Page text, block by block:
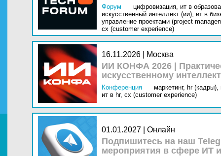
Форум цифровизация, ит в
искусственный интеллект (ии), ит в
управление проектами (project
cx (customer experience)
16.11.2026 | Москва
ИИ КОНФА 2026 |
искусственному
Конференция маркетинг, hr (кадры),
ит в hr, cx (customer experience)
01.01.2027 | Онлайн
Подпишитесь на наш
мероприятия в сфере ИТ